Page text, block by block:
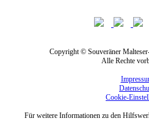
Copyright © Souveräner
Alle Rechte
Cookie-
Für weitere Informationen zu den